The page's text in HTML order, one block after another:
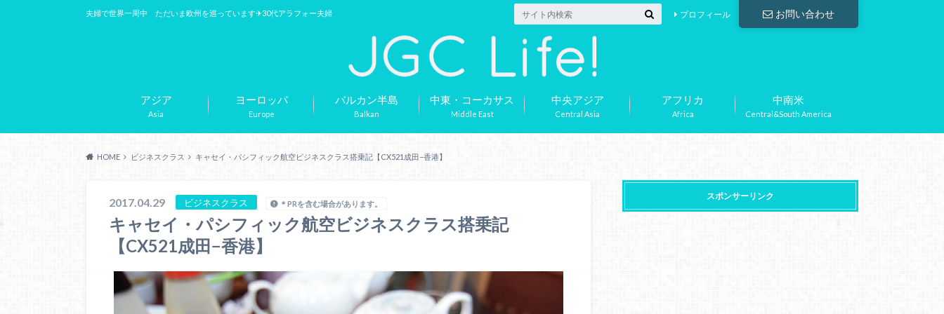
夫婦で世界一周中 ただいま欧州を巡っています✈︎30代アラフォー夫婦 お問い合わせ
プロフィール
Asia
アジア
Europe
ヨーロッパ
Balkan
バルカン半島
Middle East
中東・コーカサス
Central Asia
中央アジア
Africa
アフリカ
Central&South America
中南米
HOME ビジネスクラス キャセイ・パシフィック航空ビジネスクラス搭乗記【CX521成田−香港】
2017.04.29 ビジネスクラス ＊PRを含む場合があります。
キャセイ・パシフィック航空ビジネスクラス搭乗記
【CX521成田−香港】
スポンサーリンク